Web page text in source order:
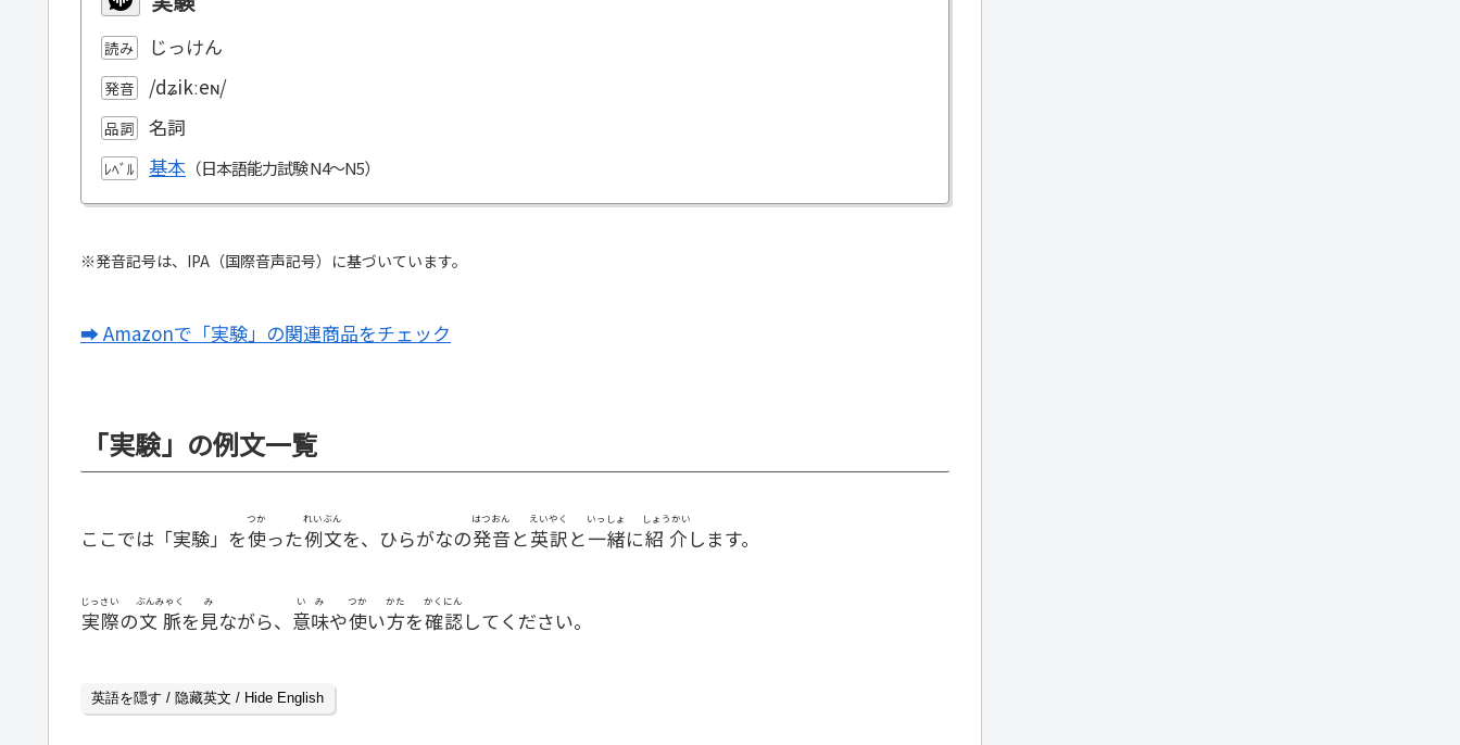
読み じっけん
発音 /dʑikːeɴ/
品詞 名詞
ﾚﾍﾞﾙ 基本
※発音記号は、IPA（国際音声記号）に基づいています。
➡ Amazonで「実験」の関連商品をチェック
「実験」の例文一覧
ここでは「実験」を使
つか
った例文
れいぶん
を、ひらがなの発音
はつおん
と英訳
えいやく
と一緒
いっしょ
に紹介
しょうかい
します。
実際
じっさい
の文脈
ぶんみゃく
を 見
み
ながら、 意味
いみ
や使
つか
い方
かた
を確認
かくにん
してください。
英語を隠す / 隐藏英文 / Hide English